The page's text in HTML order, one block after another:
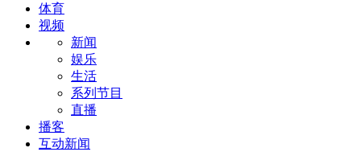
体育
视频
新闻
娱乐
生活
系列节目
直播
播客
互动新闻